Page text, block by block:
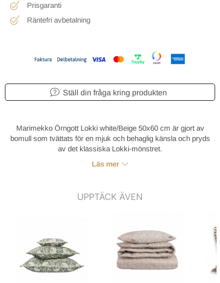
Prisgaranti
Räntefri avbetalning
Ställ din fråga kring produkten
Marimekko Örngott Lokki white/Beige 50x60 cm är gjort av
bomull som tvättats för en mjuk och behaglig känsla och pryds
av det klassiska Lokki-mönstret.
Läs mer
UPPTÄCK ÄVEN